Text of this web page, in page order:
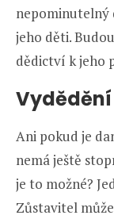
nepominutelný
jeho děti.
dědictví k jeho
Vydědění
Ani pokud je
nemá ještě
je to možné?
Zůstavitel